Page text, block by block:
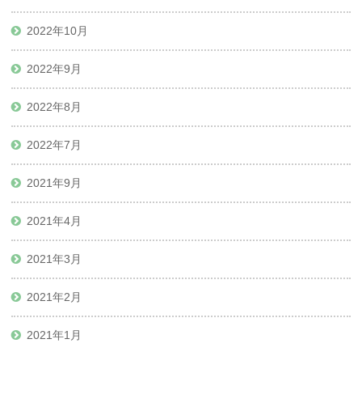
2022年10月
2022年9月
2022年8月
2022年7月
2021年9月
2021年4月
2021年3月
2021年2月
2021年1月